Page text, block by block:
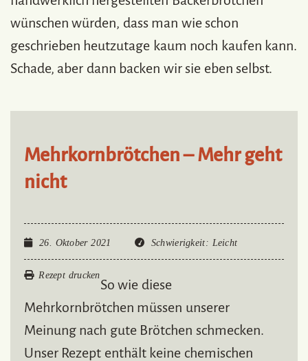
wünschen würden, dass man wie schon
geschrieben heutzutage kaum noch kaufen kann.
Schade, aber dann backen wir sie eben selbst.
Mehrkornbrötchen – Mehr geht
nicht
26. Oktober 2021 Schwierigkeit : Leicht
Rezept drucken
So wie diese
Mehrkornbrötchen müssen unserer
Meinung nach gute Brötchen schmecken.
Unser Rezept enthält keine chemischen